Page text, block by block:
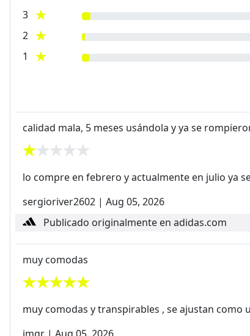
3
2
1
calidad mala, 5 meses usándola y ya se
lo compre en febrero y actualmente en julio ya
sergioriver2602 | Aug 05, 2026
Publicado originalmente en adidas.com
muy comodas
muy comodas y transpirables , se ajustan
jmgr | Aug 05, 2026